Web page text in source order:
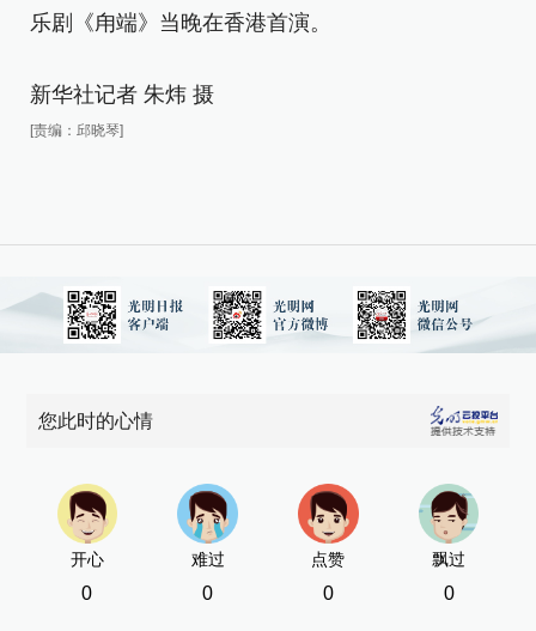
乐剧《甪端》当晚在香港首演。
新华社记者 朱炜 摄
[责编：邱晓琴]
您此时的心情
开心
0
难过
0
点赞
0
飘过
0